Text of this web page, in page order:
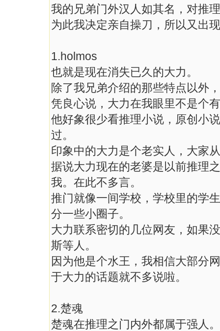
我的兄弟门外汉人如其名，对推
为此我决定亲自操刀，所以又出
1.holmos
也就是现在消失已久的大力。
除了我兄弟介绍的那些特点以外
凭良心说，大力在我眼里不是个
他好象很少看推理小说，原创小
过。
印象中的大力是个老实人，大家
据说大力现在的老婆是以前推理
我。在此不多言。
推门就像一间学校，学校里的学
分一些小圈子。
大力联系密切的几位网友，如果
斯等人。
因为他是个水王，我相信大部分
于大力的话题就不多说啦。
2.楚魂
楚魂在推理之门内外都属于强人。